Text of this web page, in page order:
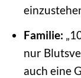
Familie:
nur
auch eine